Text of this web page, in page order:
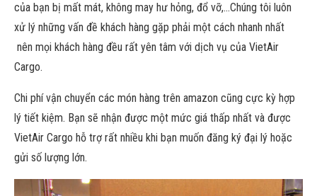
của bạn bị mất mát, không may hư hỏng, đổ vỡ,…Chúng tôi luôn
xử lý những vấn đề khách hàng gặp phải một cách nhanh nhất
nên mọi khách hàng đều rất yên tâm với dịch vụ của VietAir
Cargo.
Chi phí vận chuyển các món hàng trên amazon cũng cực kỳ hợp
lý tiết kiệm. Bạn sẽ nhận được một mức giá thấp nhất và được
VietAir Cargo hỗ trợ rất nhiều khi bạn muốn đăng ký đại lý hoặc
gửi số lượng lớn.